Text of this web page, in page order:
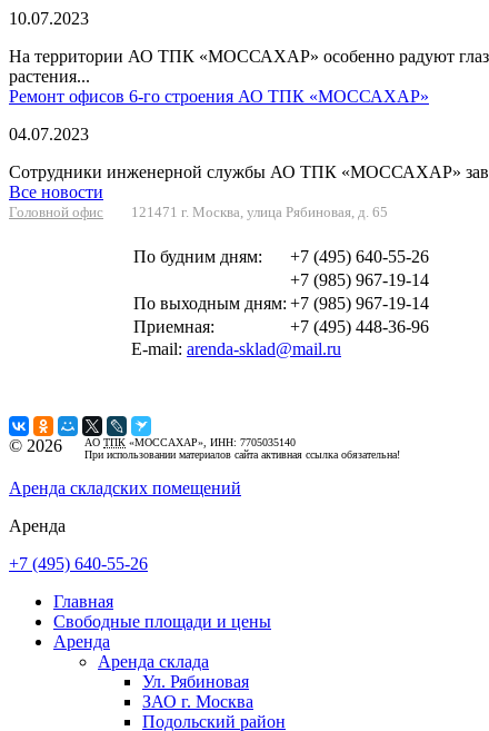
10.07.2023
На территории АО ТПК «МОССАХАР» особенно радуют глаз и
растения...
Ремонт офисов 6-го строения АО ТПК «МОССАХАР»
04.07.2023
Сотрудники инженерной службы АО ТПК «МОССАХАР»
Все новости
Головной офис 121471 г. Москва, улица Рябиновая, д. 65
По будним дням:
+7 (495) 640-55-26
+7 (985) 967-19-14
По выходным дням: +7 (985) 967-19-14
Приемная:
+7 (495) 448-36-96
E-mail: arenda-sklad@mail.ru
© 2026 АО ТПК «МОССАХАР», ИНН: 7705035140
При использовании материалов сайта активная ссылка обязательна!
Аренда складских помещений
Аренда
+7 (495) 640-55-26
Главная
Свободные площади и цены
Аренда
Аренда склада
Ул. Рябиновая
ЗАО г. Москва
Подольский район